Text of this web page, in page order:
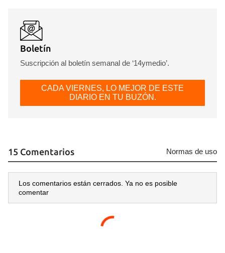
Boletín
Suscripción al boletín semanal de ‘14ymedio’.
CADA VIERNES, LO MEJOR DE ESTE
DIARIO EN TU BUZÓN.
15 Comentarios Normas de uso
Los comentarios están cerrados. Ya no es posible
comentar